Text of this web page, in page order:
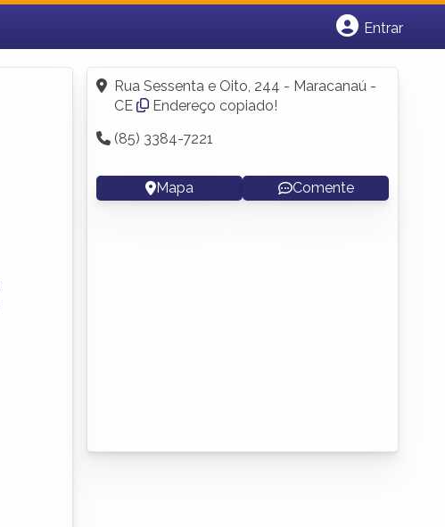
Entrar
Fazer login
Criar conta
Rua Sessenta e Oito, 244 - Maracanaú -
CE
Endereço copiado!
(85) 3384-7221
Mapa Comente